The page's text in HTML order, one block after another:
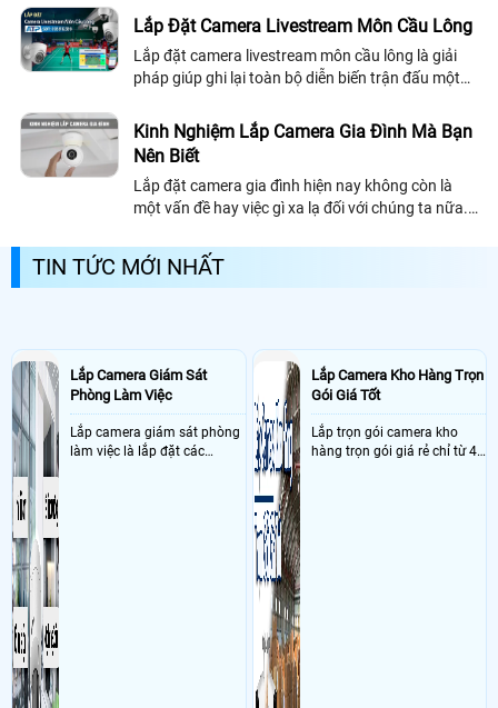
khách hàng mà không thể có bằng chứng để...
Lắp Đặt Camera Livestream Môn Cầu Lông
Lắp đặt camera livestream môn cầu lông là giải
pháp giúp ghi lại toàn bộ diễn biến trận đấu một
Kinh Nghiệm Lắp Camera Gia Đình Mà Bạn
Nên Biết
Lắp đặt camera gia đình hiện nay không còn là
một vấn đề hay việc gì xa lạ đối với chúng ta nữa.
chiếc camera quan sát gia đình...
TIN TỨC MỚI NHẤT
Lắp Camera Giám Sát
Phòng Làm Việc
Lắp camera giám sát phòng
làm việc là lắp đặt các
Lắp Camera Kho Hàng Trọn
Gói Giá Tốt
Lắp trọn gói camera kho
hàng trọn gói giá rẻ chỉ từ 4